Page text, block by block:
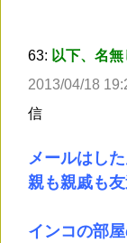
63: 以下、名
2013/04/18
信
メールはし
親も親戚も
インコの部